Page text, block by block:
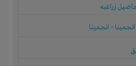
زراعيه
انجمينا - انجمينا